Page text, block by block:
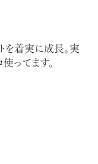
を着実に成長。実
ってます。